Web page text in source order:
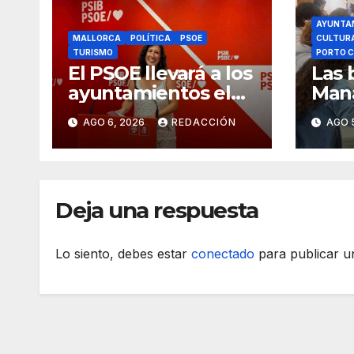
MALLORCA POLÍTICA
PSOE
TURISMO
El PSOE llevará a los
ayuntamientos el
cambio de modelo
turístico y de
vivienda
AGO 6, 2026 REDACCIÓN
PORTO
Las
AGO
Deja una respuesta
Lo siento, debes estar conectado para publicar